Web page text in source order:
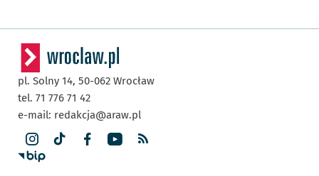
pl. Solny 14, 50-062 Wrocław
tel. 71 776 71 42
e-mail: redakcja@araw.pl